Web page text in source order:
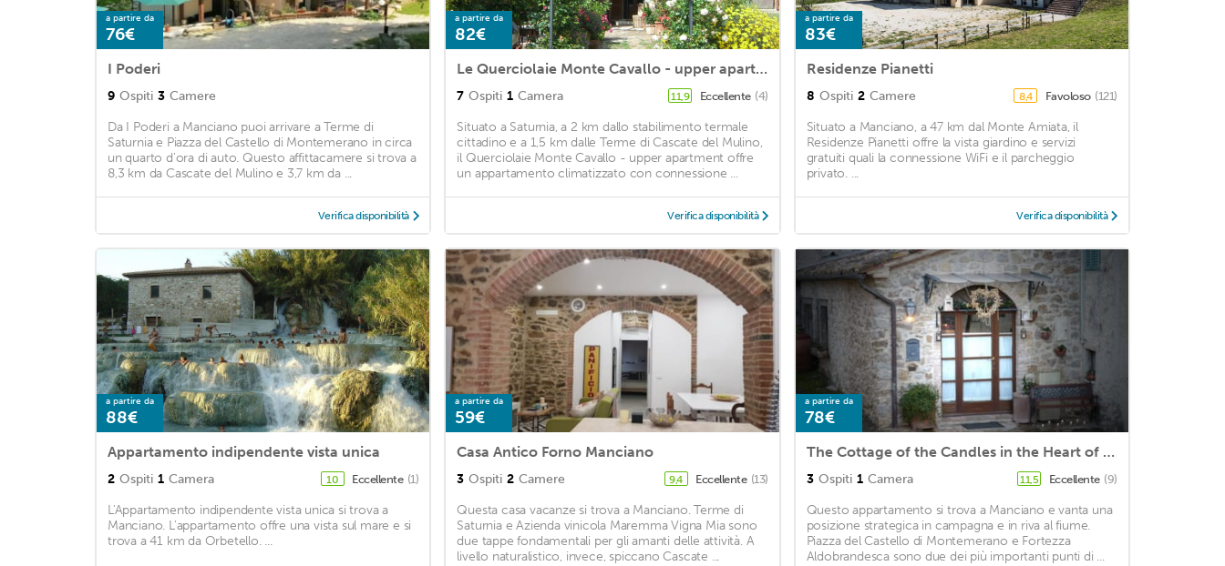
a partire da
76€
I Poderi
9 Ospiti 3 Camere
Da I Poderi a Manciano puoi arrivare a Terme di
Saturnia e Piazza del Castello di Montemerano in circa
un quarto d'ora di auto. Questo affittacamere si trova a
8,3 km da Cascate del Mulino e 3,7 km da ...
Verifica disponibilità
a partire da
82€
Le Querciolaie Monte Cavallo - upper apartment
7 Ospiti 1 Camera 11,9 Eccellente (4)
Situato a Saturnia, a 2 km dallo stabilimento termale
cittadino e a 1,5 km dalle Terme di Cascate del Mulino,
il Querciolaie Monte Cavallo - upper apartment offre
un appartamento climatizzato con connessione ...
Verifica disponibilità
a partire da
83€
Residenze Pianetti
8 Ospiti 2 Camere 8,4 Favoloso (121)
Situato a Manciano, a 47 km dal Monte Amiata, il
Residenze Pianetti offre la vista giardino e servizi
gratuiti quali la connessione WiFi e il parcheggio
privato. ...
Verifica disponibilità
a partire da
88€
Appartamento indipendente vista unica
2 Ospiti 1 Camera 10 Eccellente (1)
L'Appartamento indipendente vista unica si trova a
Manciano. L'appartamento offre una vista sul mare e si
trova a 41 km da Orbetello. ...
a partire da
59€
Casa Antico Forno Manciano
3 Ospiti 2 Camere 9,4 Eccellente (13)
Questa casa vacanze si trova a Manciano. Terme di
Saturnia e Azienda vinicola Maremma Vigna Mia sono
due tappe fondamentali per gli amanti delle attività. A
livello naturalistico, invece, spiccano Cascate ...
a partire da
78€
The Cottage of the Candles in the Heart of the Maremma Toscana to the Thermal baths of Saturnia.
3 Ospiti 1 Camera 11,5 Eccellente (9)
Questo appartamento si trova a Manciano e vanta una
posizione strategica in campagna e in riva al fiume.
Piazza del Castello di Montemerano e Fortezza
Aldobrandesca sono due dei più importanti punti di ...